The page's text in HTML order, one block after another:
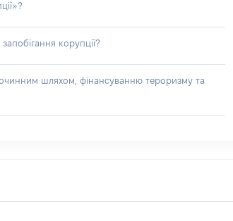
корупції?
шляхом, фінансуванню тероризму та